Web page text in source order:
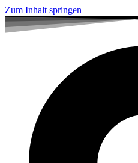
Zum Inhalt springen